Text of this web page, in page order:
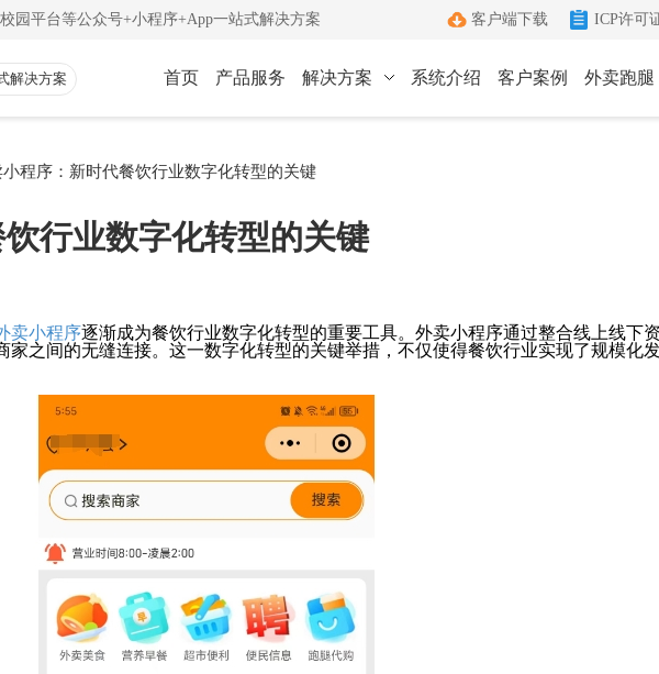
园平台等公众号+小程序+App一站式解决方案 ICP许可
客户端下载
解决方案 首页 产品服务 解决方案
小程序
系统介绍 客户案例 外卖跑腿
App下载
手机端的管理客户端
云收银
店铺收银管家
微粉宝
粉丝交流沟通工具
办理流程
小程序：新时代餐饮行业数字化转型的关键
行业数字化转型的关键
卖小程序逐渐成为餐饮行业数字化转型的重要工具。外卖小程序通过整合线上线下
家之间的无缝连接。这一数字化转型的关键举措，不仅使得餐饮行业实现了规模化